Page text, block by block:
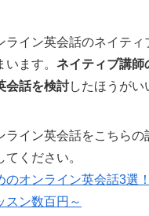
ライン英会話のネイティ
ます。 ネイティブ講師
会話を検討したほうがい
ライン英会話をこちらの
てください。
のオンライン英会話3選
スン数百円～